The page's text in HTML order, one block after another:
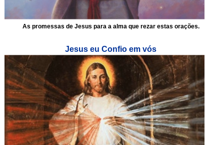
As promessas de Jesus para a alma que rezar estas orações.
Jesus eu Confio em vós